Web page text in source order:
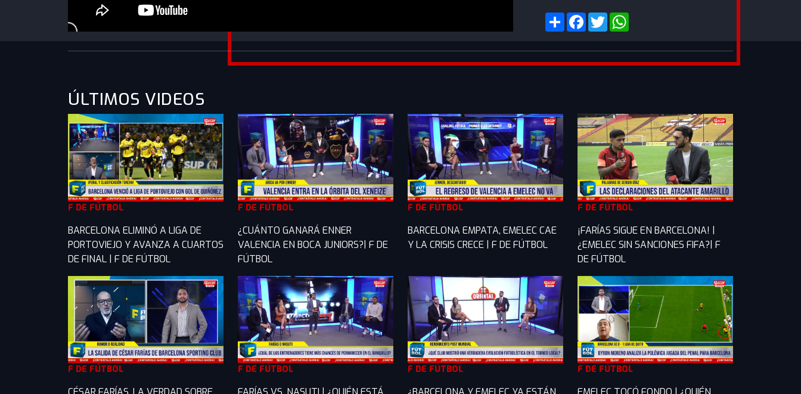
https://www.youtube.com/watch?
v=uJdhaa0h9v8&list=PLXMkkrTMSVlnqHcIWdTHu0oWiFg6vOCRK&index=1
ÚLTIMOS VIDEOS
F DE FÚTBOL
BARCELONA ELIMINÓ A LIGA DE
PORTOVIEJO Y AVANZA A CUARTOS
DE FINAL | F DE FÚTBOL
F DE FÚTBOL
¿CUÁNTO GANARÁ ENNER
VALENCIA EN BOCA JUNIORS?| F DE
FÚTBOL
F DE FÚTBOL
BARCELONA EMPATA, EMELEC CAE
Y LA CRISIS CRECE | F DE FÚTBOL
F DE FÚTBOL
¡FARÍAS SIGUE EN BARCELONA! |
¿EMELEC SIN SANCIONES FIFA?| F
DE FÚTBOL
F DE FÚTBOL F DE FÚTBOL F DE FÚTBOL F DE FÚTBOL